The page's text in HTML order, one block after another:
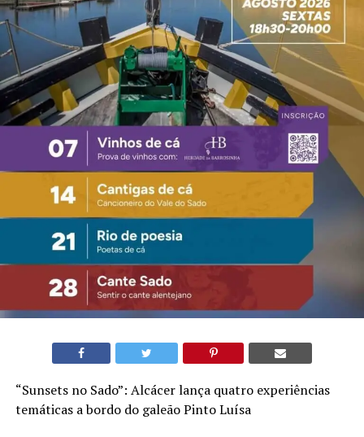
“Sunsets no Sado”: Alcácer lança quatro experiências
temáticas a bordo do galeão Pinto Luísa